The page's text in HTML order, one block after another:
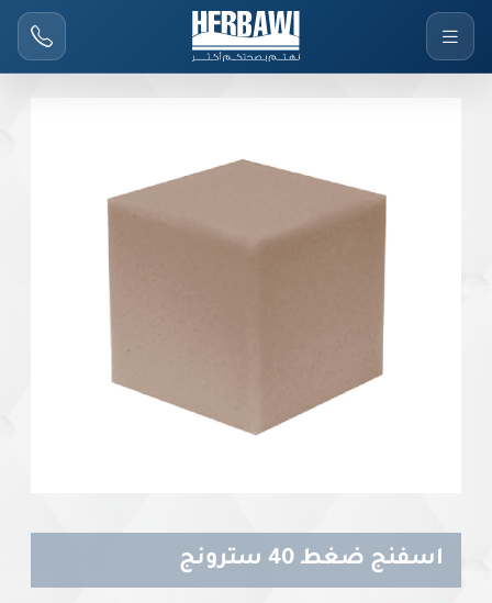
اسفنج ضغط 40 سترونج